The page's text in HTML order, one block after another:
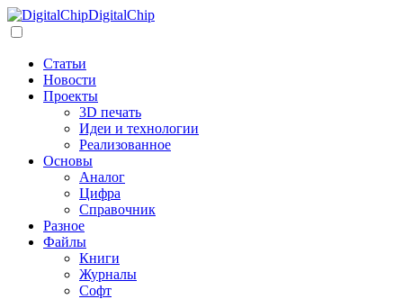
DigitalChip
Статьи
Новости
Проекты
3D печать
Идеи и технологии
Реализованное
Основы
Аналог
Цифра
Справочник
Разное
Файлы
Книги
Журналы
Софт